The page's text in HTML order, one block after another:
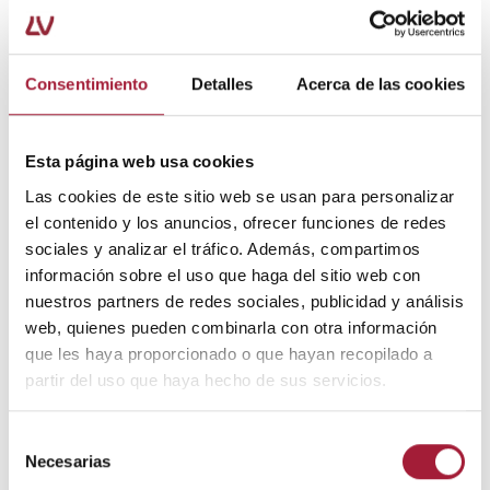
Consentimiento Detalles Acerca de las cookies
Esta página web usa cookies
Las cookies de este sitio web se usan para personalizar
el contenido y los anuncios, ofrecer funciones de redes
sociales y analizar el tráfico. Además, compartimos
información sobre el uso que haga del sitio web con
nuestros partners de redes sociales, publicidad y análisis
web, quienes pueden combinarla con otra información
que les haya proporcionado o que hayan recopilado a
partir del uso que haya hecho de sus servicios.
Necesarias
4. Incorporar ciertos hábitos antes de ir a
Hay medidas que pueden tomarse antes de
despertar.
recomienda acabar con un enjuague bucal con
flúor. En algunos casos, puede estar aconsejado
que este producto incorpore también ingredientes
de tipo antimicrobiano o antiséptico como la
clorhexidina o el triclosán para el control químico
de la placa bacteriana.
Lo que no debe contener el enjuague o colutorio es
alcohol, ya que podría irritar la mucosa y provocar
es, justo
antes de ir a la cama, pulverizar la cavidad bucal